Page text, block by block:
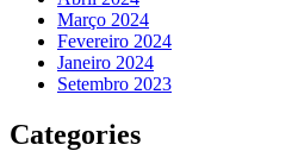
Março 2024
Fevereiro 2024
Janeiro 2024
Setembro 2023
Categories